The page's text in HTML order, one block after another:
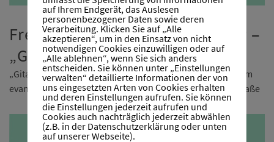
Freitag, 25.09.26 um 20.00 Uhr –
„Gitarrenclub“
„Gitarrenclub“, ein Konzert mit unseren Gitarrenlehrern im
evangelischen Pfarrzentrum an der Fritz-Gontermann-Straße
auf Ihrem Endgerät, das Auslesen
personenbezogener Daten sowie deren
Verarbeitung. Klicken Sie auf „Alle
akzeptieren“, um in den Einsatz von nicht
notwendigen Cookies einzuwilligen oder auf
„Alle ablehnen“, wenn Sie sich anders
entscheiden. Sie können unter „Einstellungen
verwalten“ detaillierte Informationen der von
uns eingesetzten Arten von Cookies erhalten
und deren Einstellungen aufrufen. Sie können
die Einstellungen jederzeit aufrufen und
Cookies auch nachträglich jederzeit abwählen
(z.B. in der Datenschutzerklärung oder unten
auf unserer Webseite).